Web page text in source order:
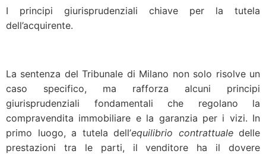
I principi giurisprudenziali chiave per la tutela
dell’acquirente.
La sentenza del Tribunale di Milano non solo risolve un
caso specifico, ma rafforza alcuni principi
giurisprudenziali fondamentali che regolano la
compravendita immobiliare e la garanzia per i vizi. In
primo luogo, a tutela dell’equilibrio contrattualedelle
prestazioni tra le parti, il venditore ha il dovere